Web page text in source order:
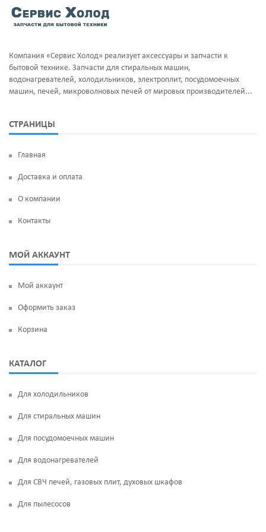
Тэны и нагреватели
Фильтра клапан шредора
Ручка люка
Суппорт и фланцы барабана
Термодатчики
УБЛ
Манжеты люка
Компания «Сервис Холод» реализует аксессуары и запчасти к
бытовой технике. Запчасти для стиральных машин,
водонагревателей, холодильников, электроплит, посудомоечных
машин, печей, микроволновых печей от мировых производителей...
СТРАНИЦЫ
Главная
Доставка и оплата
О компании
Контакты
МОЙ АККАУНТ
Мой аккаунт
Оформить заказ
Корзина
КАТАЛОГ
Для холодильников
Для стиральных машин
Для посудомоечных машин
Для водонагревателей
Для СВЧ печей, газовых плит, духовых шкафов
Для пылесосов